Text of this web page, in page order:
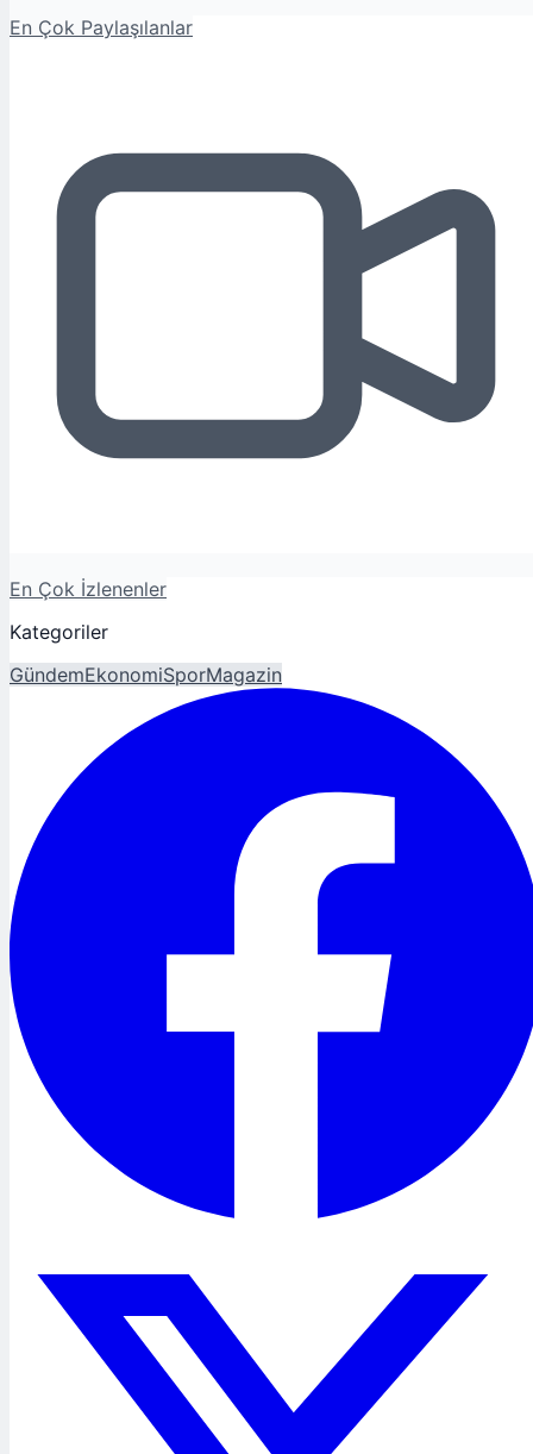
En Çok Paylaşılanlar
En Çok İzlenenler
Kategoriler
GündemEkonomiSporMagazin